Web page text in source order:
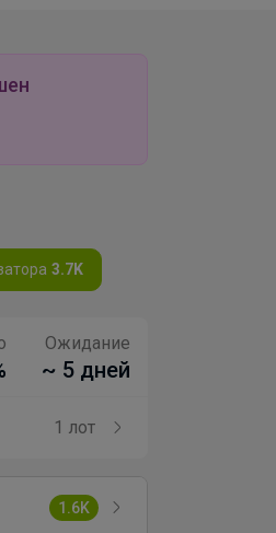
3.7K
Ожидание
~ 5 дней
1 лот
1.6K